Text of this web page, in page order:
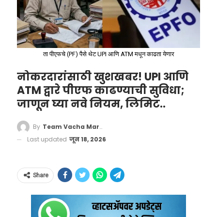
या युनिटच्या आत ‘इनर्शियल मेजर्मेंट युनिट’ (IMU)
आहे. हा सेन्सर फुटबॉलच्या प्रत्येक हालचालीची नोंद
ठेवतो. फुटबॉलचा वेग किती आहे, तो हवेत कसा
फिरतोय (Spin), आणि खेळाडूच्या पायाचा किंवा
ता पीएफचे (PF) पैसे थेट UPI आणि ATM मधून काढता येणार
नोकरदारांसाठी खुशखबर! UPI आणि
ATM द्वारे पीएफ काढण्याची सुविधा;
जाणून घ्या नवे नियम, लिमिट..
By Team Vacha Marathi
Last updated जून 18, 2026
Share